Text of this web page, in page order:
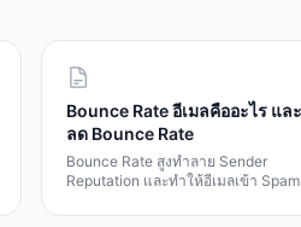
Bounce Rate อีเมลคืออะไร แล
ลด Bounce Rate
Bounce Rate สูงทำลาย Sender
Reputation และทำให้อีเมลเข้า Spam
Bounce และวิธีแก้ไข